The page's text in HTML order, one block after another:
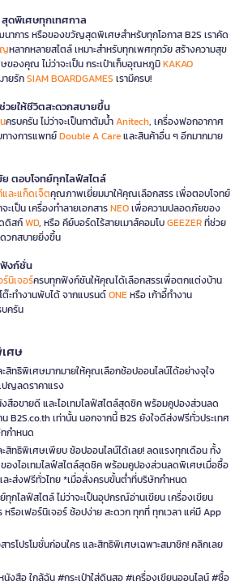
ดพิเศษทุกเทศกาล
าการ หรือของขวัญสุดพิเศษสำหรับทุกโอกาส B2S เราคัด
ญหลากหลายสไตล์ เหมาะสำหรับทุกเพศทุกวัย สร้างความสุข
ของคุณ ไม่ว่าจะเป็น กระเป๋าเก็บอุณหภูมิKAKAO
ายรักSIAM BOARDGAMES เรามีครบ!
วยให้ชีวิตสะดวกสบายขึ้น
ครบครัน ไม่ว่าจะเป็นกาต้มน้ำAnitech, เครื่องฟอกอากาศ
ทางการแพทย์Double A Careและสินค้าอื่น ๆ อีกมากมาย
ย ตอบโจทย์ทุกไลฟ์สไตล์
และแก็ดเจ็ตคุณภาพเยี่ยมมาให้คุณเลือกสรร เพื่อตอบโจทย์
เป็น เครื่องทำลายเอกสารNEOเพื่อความปลอดภัยของ
ดิสก์WD, หรือ คีย์บอร์ดไร้สายเมาส์คอมโบGEEZERที่ช่วย
วกสบายยิ่งขึ้น
ฟังก์ชั่น
นิเจอร์ครบทุกฟังก์ชันให้คุณได้เลือกสรรเพื่อตกแต่งบ้าน
ต๊ะทำงานพับได้ จากแบรนด์ONEหรือ เก้าอี้ทำงาน
บครัน
ศษ
สิทธิพิเศษมากมายให้คุณเลือกช้อปออนไลน์ได้อย่างจุใจ
ญลดราคาแรง
สือขายดี และไอเทมไลฟ์สไตล์สุดชิค พร้อมคูปองส่วนลด
B2S.co.th เท่านั้น นอกจากนี้ B2S ยังใจดีส่งฟรีทั่วประเทศ
กำหนด
ะสิทธิพิเศษเพียบ ช้อปออนไลน์ได้เลย! ลดแรงทุกเดือน ทั้ง
องไอเทมไลฟ์สไตล์สุดชิค พร้อมคูปองส่วนลดพิเศษเมื่อซื้อ
ละส่งฟรีทั่วไทย *เมื่อสั่งครบขั้นต่ำที่บริษัทกำหนด
กไลฟ์สไตล์ ไม่ว่าจะเป็นอุปกรณ์อ่านเขียน เครื่องเขียน
รือเฟอร์นิเจอร์ ช้อปง่าย สะดวก ทุกที่ ทุกเวลา แค่มี App
ารโปรโมชั่นก่อนใคร และสิทธิพิเศษเฉพาะสมาชิก! คลิกเลย
งสือ ใกล้ฉัน #กระเป๋าใส่ดินสอ #เครื่องเขียนออนไลน์ #ซื้อ